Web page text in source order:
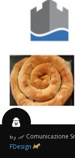
By 3P Comunicazione
FDesign